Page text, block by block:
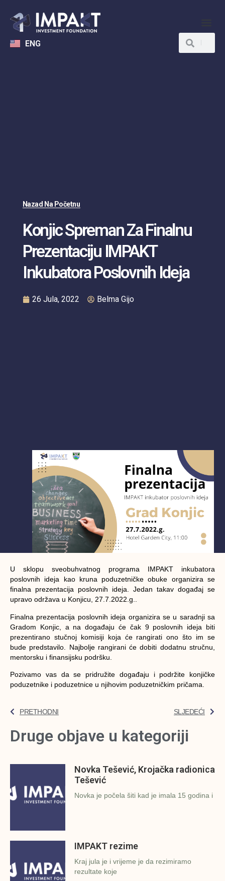
ENG
Nazad Na Početnu
Konjic Spreman Za Finalnu
Prezentaciju IMPAKT
Inkubatora Poslovnih Ideja
26 Jula, 2022 Belma Gijo
U sklopu sveobuhvatnog programa IMPAKT inkubatora
poslovnih ideja kao kruna poduzetničke obuke organizira se
finalna prezentacija poslovnih ideja. Jedan takav događaj se
upravo održava u Konjicu, 27.7.2022.g..
Finalna prezentacija poslovnih ideja organizira se u saradnji sa
Gradom Konjic, a na događaju će čak 9 poslovnih ideja biti
prezentirano stučnoj komisiji koja će rangirati ono što im se
bude predstavilo. Najbolje rangirani će dobiti dodatnu stručnu,
mentorsku i finansijsku podršku.
Pozivamo vas da se pridružite događaju i podržite konjičke
poduzetnike i poduzetnice u njihovim poduzetničkim pričama.
PRETHODNI SLJEDEĆI
Druge objave u kategoriji
Novka Tešević, Krojačka radionica
Tešević
Novka je počela šiti kad je imala 15 godina i
IMPAKT rezime
Kraj jula je i vrijeme je da rezimiramo
rezultate koje